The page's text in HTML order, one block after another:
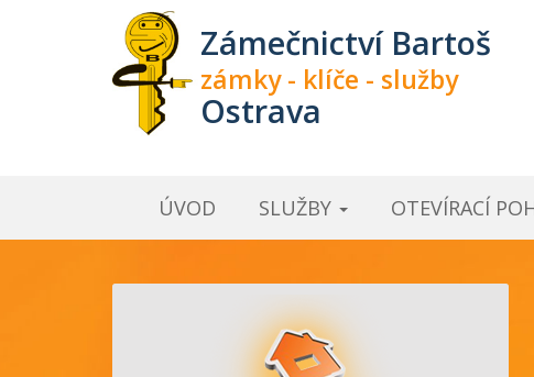
Zámečnictví Bartoš
zámky - klíče - služby
Ostrava
ÚVOD SLUŽBY OTEVÍRACÍ